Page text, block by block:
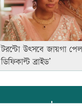
টরন্টো উৎসবে জায়গা পেল
ডিফিকাল্ট ব্রাইড’